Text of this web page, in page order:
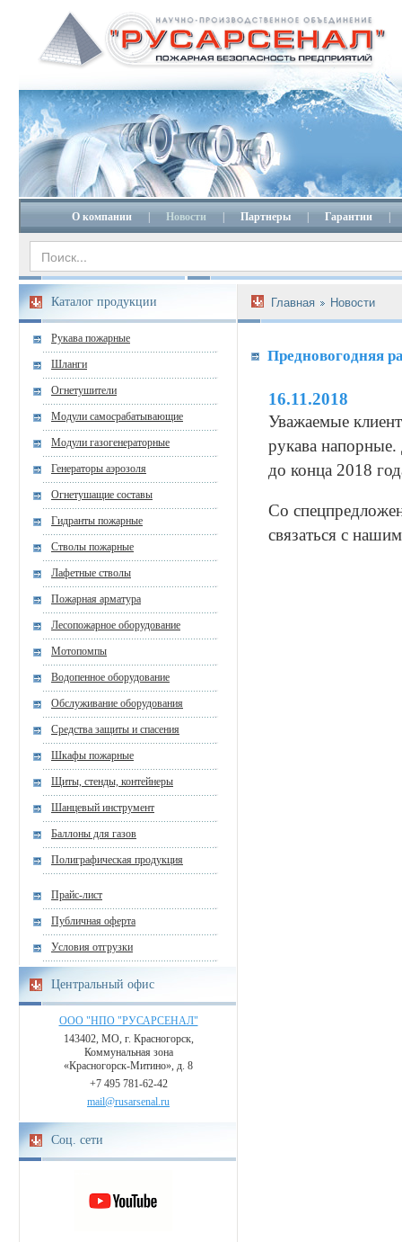
О компании Новости Партнеры Гарантии
Каталог продукции
Рукава пожарные
Шланги
Огнетушители
Модули самосрабатывающие
Модули газогенераторные
Генераторы аэрозоля
Огнетушащие составы
Гидранты пожарные
Стволы пожарные
Лафетные стволы
Пожарная арматура
Лесопожарное оборудование
Мотопомпы
Водопенное оборудование
Обслуживание оборудования
Средства защиты и спасения
Шкафы пожарные
Щиты, стенды, контейнеры
Шанцевый инструмент
Баллоны для газов
Полиграфическая продукция
Прайс-лист
Публичная оферта
Условия отгрузки
Центральный офис
ООО "НПО "РУСАРСЕНАЛ"
143402, МО, г. Красногорск,
Коммунальная зона
«Красногорск-Митино», д. 8
+7 495 781-62-42
mail@rusarsenal.ru
Соц. сети
Главная Новости
Предновогодняя
16.11.2018
Уважаемые
рукава напорные.
до конца 2018
Со
связаться с